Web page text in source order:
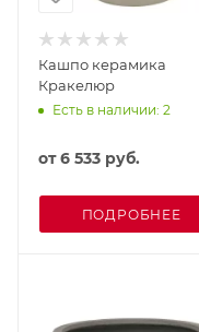
Кашпо керамика
Кракелюр
Есть в наличии: 2
от6 533 руб.
ПОДРОБНЕЕ